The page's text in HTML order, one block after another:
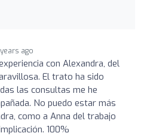
ago
con Alexandra, del
El trato ha sido
las consultas me he
No puedo estar más
como a Anna del trabajo
100%